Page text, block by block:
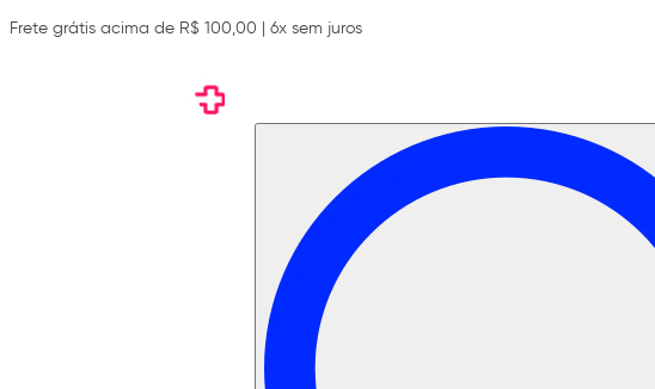
Frete grátis acima de R$ 100,00 | 6x sem juros